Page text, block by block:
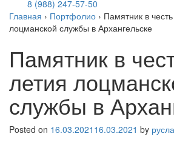
8 (988) 247-57-50
Главная › Портфолио › Памятник в
лоцманской службы в Архангельске
Памятник в
летия
службы в
Posted on 16.03.2021 16.03.2021 by